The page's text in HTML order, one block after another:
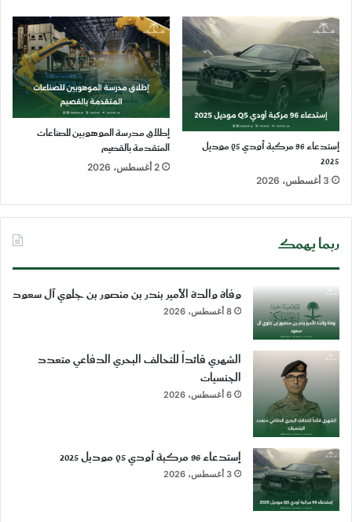
إستدعاء 96 مركبة أودي Q5 موديل
2025
3 أغسطس، 2026
إطلاق مدرسة الموهوبين للصناعات
المتقدمة بالقصيم
2 أغسطس، 2026
ربما يهمك
وفاة والدة الأمير بندر بن منصور بن جلوي آل سعود
8 أغسطس، 2026
الشهري قائداً للتحالف البحري الدفاعي متعدد
الجنسيات
6 أغسطس، 2026
إستدعاء 96 مركبة أودي Q5 موديل 2025
3 أغسطس، 2026